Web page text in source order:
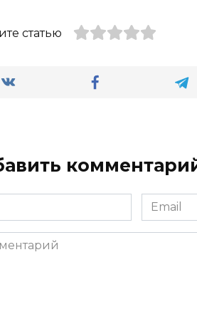
статью
Email
*